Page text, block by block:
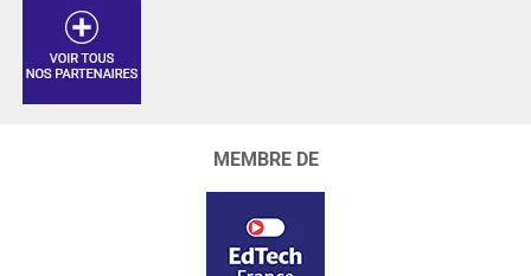
MEMBRE DE